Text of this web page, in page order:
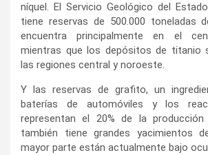
níquel. El Servicio Geológico del
tiene reservas de 500.000 toneladas
encuentra principalmente en el
mientras que los depósitos de titanio
las regiones central y noroeste.
Y las reservas de grafito, un
baterías de automóviles y los
representan el 20% de la producción
también tiene grandes yacimientos
mayor parte están actualmente bajo